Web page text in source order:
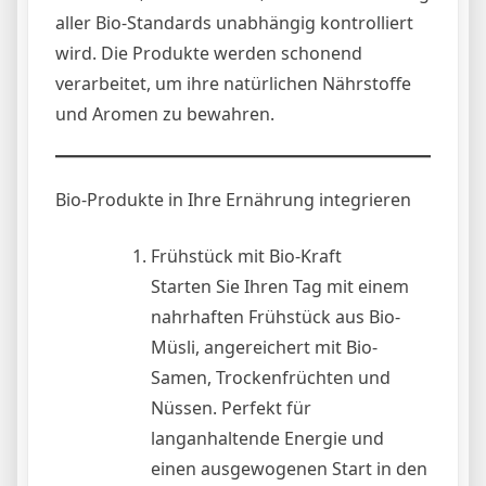
aller Bio-Standards unabhängig kontrolliert
wird. Die Produkte werden schonend
verarbeitet, um ihre natürlichen Nährstoffe
und Aromen zu bewahren.
Bio-Produkte in Ihre Ernährung integrieren
Frühstück mit Bio-Kraft
Starten Sie Ihren Tag mit einem
nahrhaften Frühstück aus Bio-
Müsli, angereichert mit Bio-
Samen, Trockenfrüchten und
Nüssen. Perfekt für
langanhaltende Energie und
einen ausgewogenen Start in den